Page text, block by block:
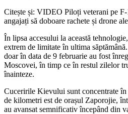
Citește și: VIDEO Piloți veterani pe
angajați să doboare rachete și drone
În lipsa accesului la această
extrem de limitate în ultima
doar în data de 9 februarie au fost
Moscovei, în timp ce în restul zilelor
înainteze.
Cuceririle Kievului sunt concentrate
de kilometri est de orașul Zaporojie,
au avansat semnificativ începând din